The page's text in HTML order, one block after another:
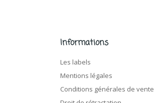
Informations
Les labels
Mentions légales
Conditions générales de vente